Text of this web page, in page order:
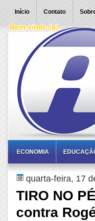
Início Contato
ECONOMIA
quarta-feira, 17
TIRO NO
contra